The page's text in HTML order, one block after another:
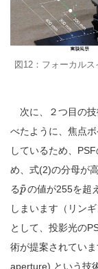
図12：フォーカル
次に、２つ目の技
べたように、焦点
しているため、
め、式(2)の分母が
るp
~の値が255を超
しまいます（リン
として、投影光の
術が提案されてい
aperture) という技